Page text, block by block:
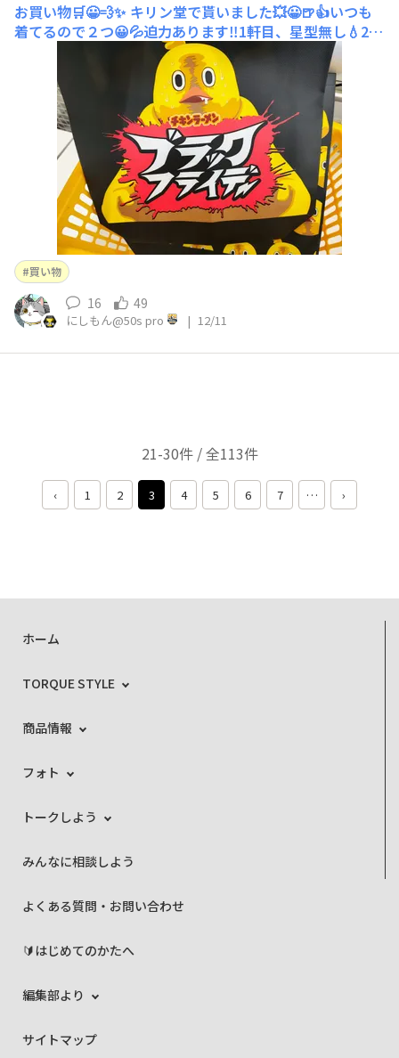
お買い物🛒😀💨✨ キリン堂で貰いました💥😀🍺👍いつも
着てるので２つ😀💦迫力あります‼️1軒目、星型無し💧2軒
目、やはり星型無し💧やはりアストロに行くのが早そうで
すが今日は時間が無い😱とりあえずホムセン寄ったつい
でに赤ペン買いました😀👍🍺あれ❓️ウチの❓️ウチの葉牡丹
達がほぼ完売状態💥😀👍🍺ペヤングの、変わり種😀💥🍺
買い物
16 49
にしもん@50s pro | 12/11
21-30件 / 全113件
‹ 1 2 3 4 5 6 7 … ›
ホーム
TORQUE STYLE
商品情報
フォト
トークしよう
みんなに相談しよう
よくある質問・お問い合わせ
🔰はじめてのかたへ
編集部より
サイトマップ